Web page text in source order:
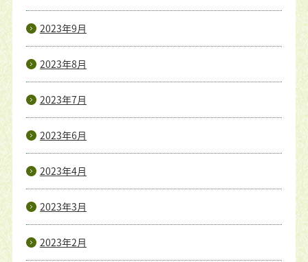
2023年9月
2023年8月
2023年7月
2023年6月
2023年4月
2023年3月
2023年2月